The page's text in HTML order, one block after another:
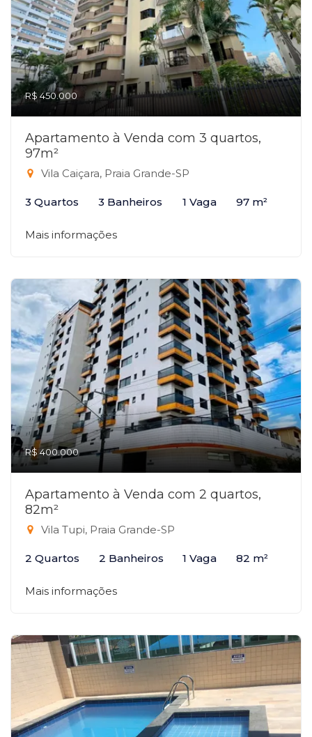
R$ 450.000
Apartamento à Venda com 3 quartos,
97m²
Vila Caiçara, Praia Grande-SP
3 Quartos 3 Banheiros 1 Vaga 97 m²
Mais informações
R$ 400.000
Apartamento à Venda com 2 quartos,
82m²
Vila Tupi, Praia Grande-SP
2 Quartos 2 Banheiros 1 Vaga 82 m²
Mais informações